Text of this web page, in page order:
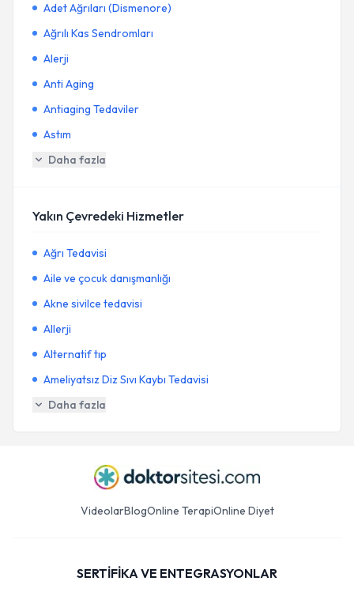
Adet Ağrıları (Dismenore)
Ağrılı Kas Sendromları
Alerji
Anti Aging
Antiaging Tedaviler
Astım
Daha fazla
Yakın Çevredeki Hizmetler
Ağrı Tedavisi
Aile ve çocuk danışmanlığı
Akne sivilce tedavisi
Allerji
Alternatif tıp
Ameliyatsız Diz Sıvı Kaybı Tedavisi
Daha fazla
VideolarBlogOnline TerapiOnline Diyet
SERTİFİKA VE ENTEGRASYONLAR